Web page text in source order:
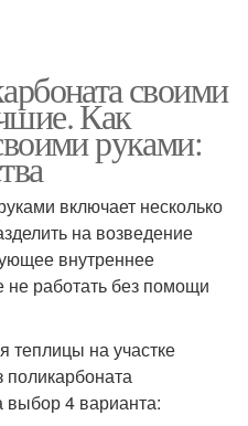
своими
Как
руками:
включает несколько
на возведение
внутреннее
работать без помощи
на участке
4 варианта: